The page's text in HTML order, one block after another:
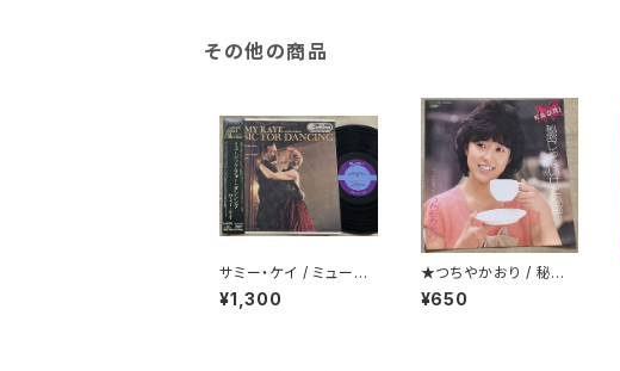
その他の商品
サミー・ケイ / ミュージ
ック・フォー・ダンシング
¥1,300
★つちやかおり / 秘密
じゃないけど秘密
¥650